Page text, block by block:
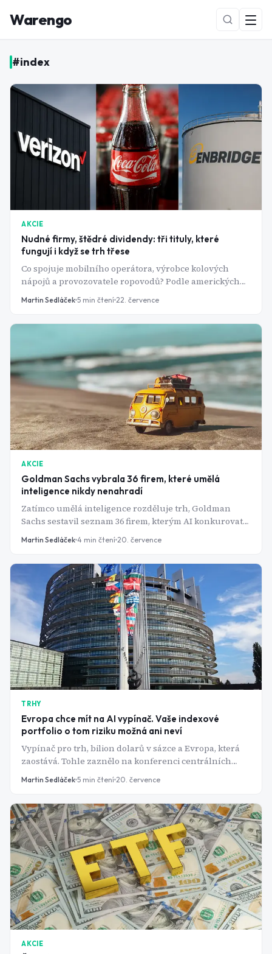
Warengo
NOVÉ
#index
AKCIE
Nudné firmy, štědré dividendy: tři tituly, které
fungují i když se trh třese
Co spojuje mobilního operátora, výrobce kolových
nápojů a provozovatele ropovodů? Podle amerických
analytiků jde o tři z nejspolehlivějších dividendových
Martin Sedláček 5 min čtení 22. července
AKCIE
Goldman Sachs vybrala 36 firem, které umělá
inteligence nikdy nenahradí
Zatímco umělá inteligence rozděluje trh, Goldman
Sachs sestavil seznam 36 firem, kterým AI konkurovat
nemůže. Spojuje je jedna věc - lidé je musí zažít osobně.
Martin Sedláček 4 min čtení 20. července
TRHY
Evropa chce mít na AI vypínač. Vaše indexové
portfolio o tom riziku možná ani neví
Vypínač pro trh, bilion dolarů v sázce a Evropa, která
zaostává. Tohle zaznělo na konferenci centrálních
bank v Sintře.
Martin Sedláček 5 min čtení 20. července
AKCIE